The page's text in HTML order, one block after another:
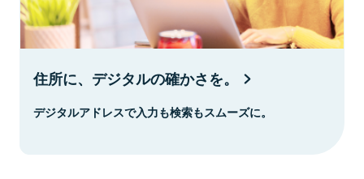
住所に、デジタルの確かさを。
デジタルアドレスで入力も検索もスムーズに。